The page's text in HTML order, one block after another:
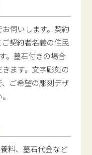
伺いします。契約
契約者名義の住民
。墓石付きの場合
ます。文字彫刻の
ご希望の彫刻デザ
料、墓石代金など